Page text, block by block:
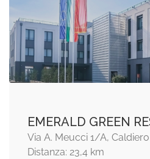
EMERALD GREEN
Via A. Meucci 1/A, Caldiero
Distanza: 23,4 km